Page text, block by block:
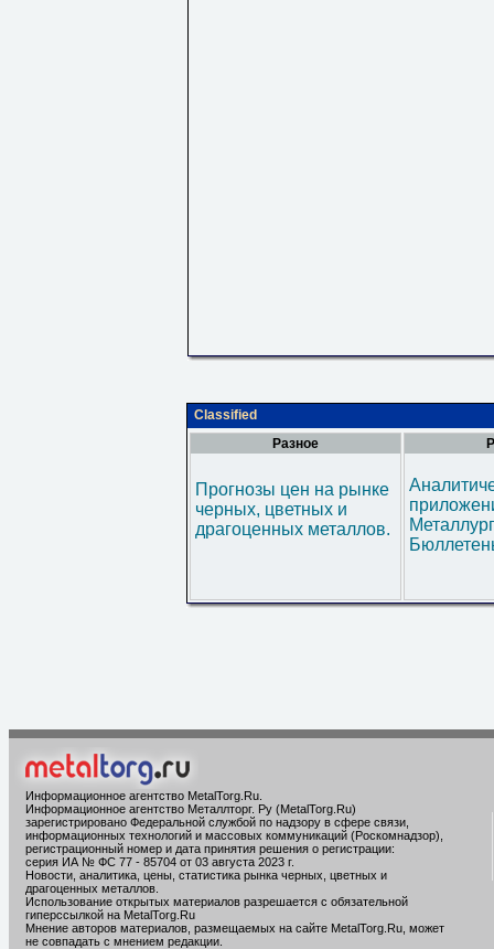
Classified
Разное
Прогнозы цен на рынке
черных, цветных и
драгоценных металлов.
Информационное агентство MetalTorg.Ru
Информационное агентство Металлторг. Ру (MetalTorg.Ru)
зарегистрировано Федеральной службой по надзору в сфере связи,
информационных технологий и массовых коммуникаций (Роскомнадзор),
регистрационный номер и дата принятия решения о регистрации:
серия ИА № ФС 77 - 85704 от 03 августа 2023 г.
Новости, аналитика, цены, статистика рынка черных, цветных и
драгоценных металлов.
Использование открытых материалов разрешается с обязательной
гиперссылкой на MetalTorg.Ru
Мнение авторов материалов, размещаемых на сайте MetalTorg.Ru, может
не совпадать с мнением редакции.